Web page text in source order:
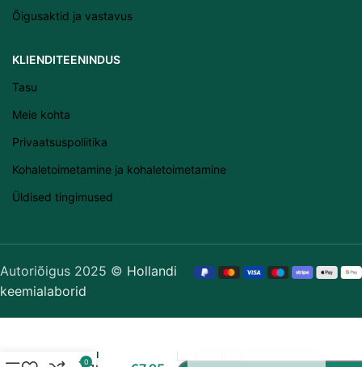
Õigusaktid ja vastavus
KLIENDITEENINDUS
Tasu
Meie kohta
Privaatsuspoliitika
Kohaletoimetamine ja kohaletoimetamine
Üldised tingimused
Autoriõigus 2025 © Hollandi
keemialaborid
The Real
0
Deutsch
Português (AO90)